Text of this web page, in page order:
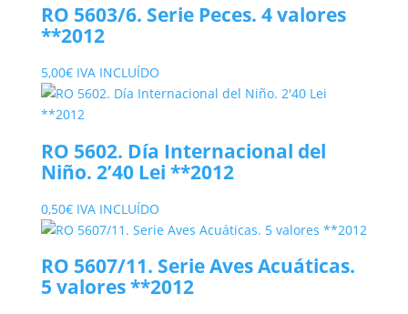
RO 5603/6. Serie Peces. 4 valores
**2012
5,00€ IVA INCLUÍDO
RO 5602. Día Internacional del
Niño. 2’40 Lei **2012
0,50€ IVA INCLUÍDO
RO 5607/11. Serie Aves Acuáticas.
5 valores **2012